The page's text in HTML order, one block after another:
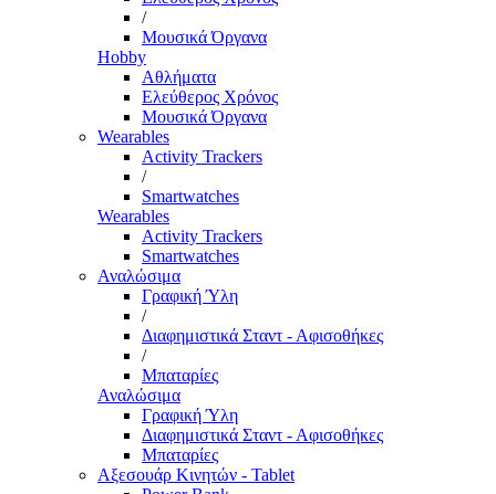
/
Μουσικά Όργανα
Hobby
Αθλήματα
Ελεύθερος Χρόνος
Μουσικά Όργανα
Wearables
Activity Trackers
/
Smartwatches
Wearables
Activity Trackers
Smartwatches
Αναλώσιμα
Γραφική Ύλη
/
Διαφημιστικά Σταντ - Αφισοθήκες
/
Μπαταρίες
Αναλώσιμα
Γραφική Ύλη
Διαφημιστικά Σταντ - Αφισοθήκες
Μπαταρίες
Αξεσουάρ Κινητών - Tablet